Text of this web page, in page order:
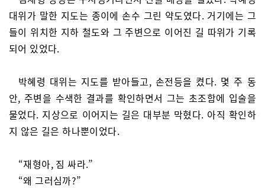
대위가 말한 지도는 종이에 손수 그린 약도였다. 거기에는 그
들이 위치한 지하 철도와 그 주변으로 이어진 길 따위가 기록
되어 있었다.
박혜령 대위는 지도를 받아들고, 손전등을 켰다. 몇 주 동
안, 주변을 수색한 결과를 확인하면서 그는 초조함에 입술을
물었다. 지상으로 이어지는 길은 대부분 막혔다. 아직 확인하
지 않은 길은 하나뿐이었다.
“재형아, 짐 싸라.”
“왜 그러심까?”